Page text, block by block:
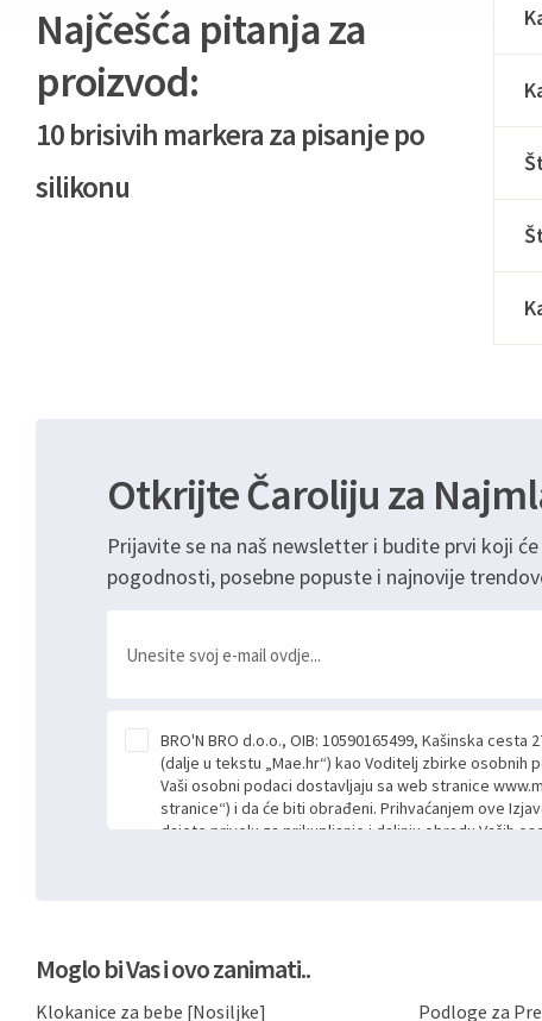
Najčešća pitanja za
proizvod:
10 brisivih markera za pisanje po
silikonu
Otkrijte Čaroliju za
Prijavite se na naš newsletter i budite prvi koji
pogodnosti, posebne popuste i najnovije
BRO'N BRO d.o.o., OIB: 10590165499, Kašinska cesta
(dalje u tekstu „Mae.hr“) kao Voditelj zbirke osobnih
Vaši osobni podaci dostavljaju sa web stranice
stranice“) i da će biti obrađeni. Prihvaćanjem ove
dajete privolu za prikupljanje i daljnju obradu Vaših
Mae.hr putem ovih web stranica u svrhu odgovora i
poslan kroz kontakt obrazac. Radi se o
niste dužni prihvatiti odnosno niste dužni unositi
možete pročitati ovdje, sukladno Politici privatnosti i
primjenu odgovarajućih tehničkih i sigurnosnih mjera
Moglo bi Vas i ovo zanimati..
Klokanice za bebe [Nosiljke] Podloge za